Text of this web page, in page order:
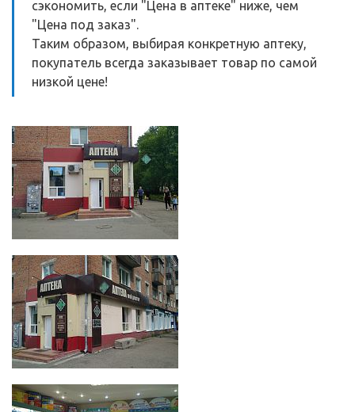
сэкономить, если "Цена в аптеке" ниже, чем
"Цена под заказ".
Таким образом, выбирая конкретную аптеку,
покупатель всегда заказывает товар по самой
низкой цене!